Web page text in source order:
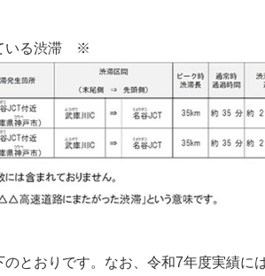
いる渋滞 ※
とおりです。なお、令和7年度実績に